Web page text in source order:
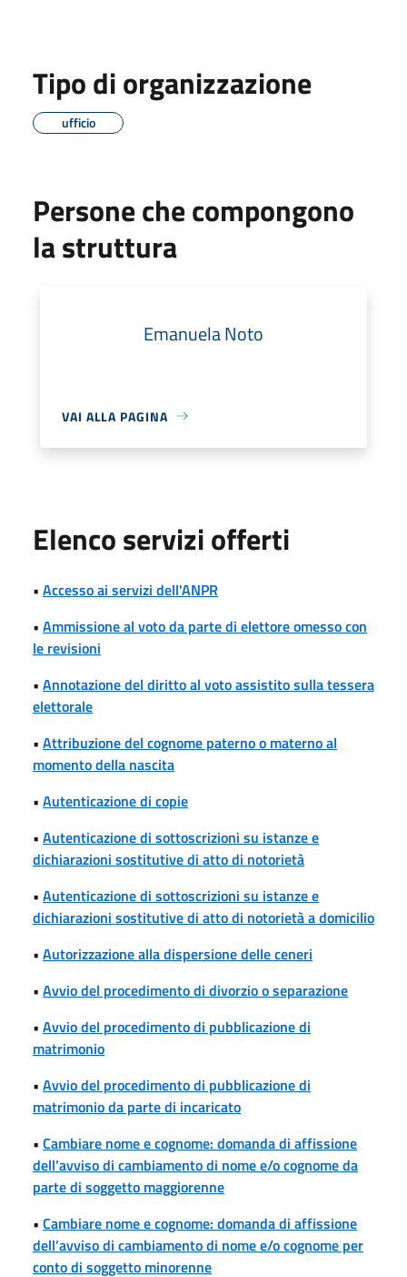
Tipo di organizzazione
ufficio
Persone che compongono
la struttura
Emanuela Noto
VAI ALLA PAGINA
Elenco servizi offerti
• Accesso ai servizi dell'ANPR
• Ammissione al voto da parte di elettore omesso con
le revisioni
• Annotazione del diritto al voto assistito sulla tessera
elettorale
• Attribuzione del cognome paterno o materno al
momento della nascita
• Autenticazione di copie
• Autenticazione di sottoscrizioni su istanze e
dichiarazioni sostitutive di atto di notorietà
• Autenticazione di sottoscrizioni su istanze e
dichiarazioni sostitutive di atto di notorietà a domicilio
• Autorizzazione alla dispersione delle ceneri
• Avvio del procedimento di divorzio o separazione
• Avvio del procedimento di pubblicazione di
matrimonio
• Avvio del procedimento di pubblicazione di
matrimonio da parte di incaricato
• Cambiare nome e cognome: domanda di affissione
dell’avviso di cambiamento di nome e/o cognome da
parte di soggetto maggiorenne
• Cambiare nome e cognome: domanda di affissione
dell’avviso di cambiamento di nome e/o cognome per
conto di soggetto minorenne